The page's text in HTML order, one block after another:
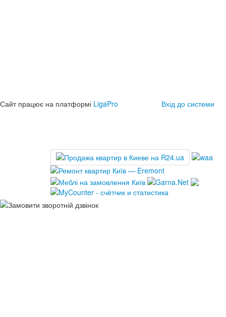
Сайт працює на платформі LigaPro Вхід до системи